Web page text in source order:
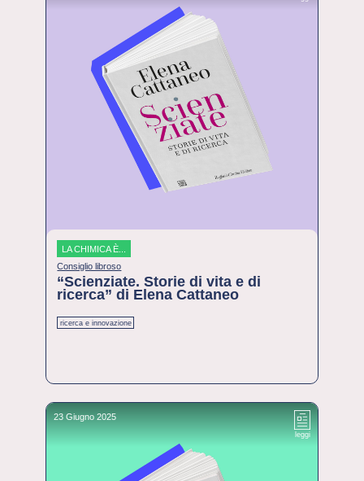
LA CHIMICA È...
Consiglio libroso
“Scienziate. Storie di vita e di
ricerca” di Elena Cattaneo
ricerca e innovazione
23 Giugno 2025
leggi